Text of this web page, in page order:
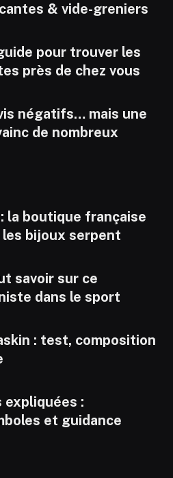
& vide-greniers
pour trouver les
près de chez vous
négatifs… mais une
de nombreux
la boutique française
bijoux serpent
savoir sur ce
dans le sport
: test, composition
expliquées :
et guidance